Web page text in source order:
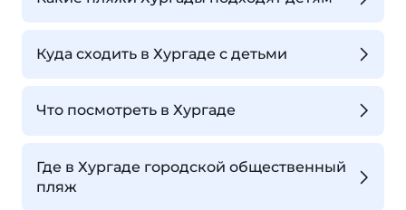
Куда сходить в Хургаде с детьми
Что посмотреть в Хургаде
Где в Хургаде городской общественный
пляж